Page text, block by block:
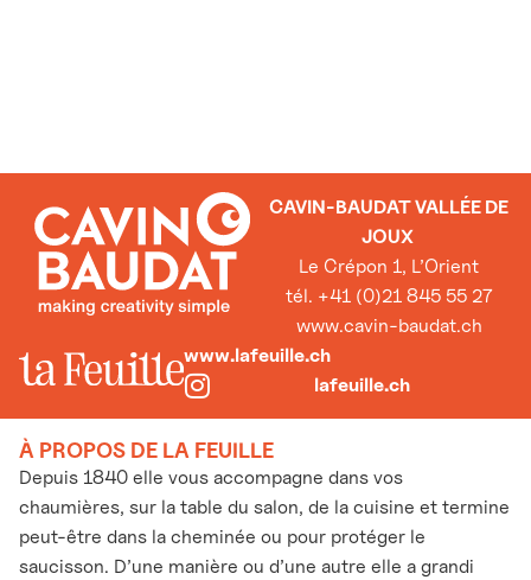
CAVIN-BAUDAT VALLÉE DE
JOUX
Le Crépon 1, L’Orient
tél. +41 (0)21 845 55 27
www.cavin-baudat.ch
www.lafeuille.ch
lafeuille.ch
À PROPOS DE LA FEUILLE
Depuis 1840 elle vous accompagne dans vos
chaumières, sur la table du salon, de la cuisine et termine
peut-être dans la cheminée ou pour protéger le
saucisson. D’une manière ou d’une autre elle a grandi